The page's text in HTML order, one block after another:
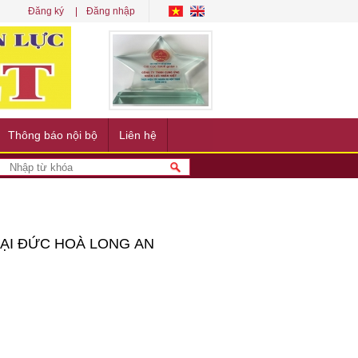
Đăng ký Đăng nhập
Thông báo nội bộ Liên hệ
ĐỨC HOÀ LONG AN